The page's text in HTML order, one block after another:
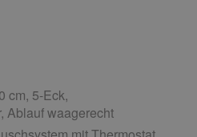
cm, 5-Eck,
Ablauf waagerecht